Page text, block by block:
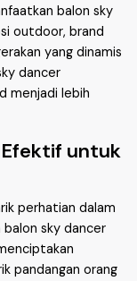
balon sky
outdoor, brand
yang dinamis
dancer
menjadi lebih
Efektif untuk
perhatian dalam
balon sky dancer
pandangan orang